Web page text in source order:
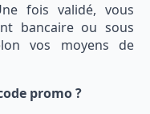
fois validé, vous
bancaire ou sous
vos moyens de
promo ?